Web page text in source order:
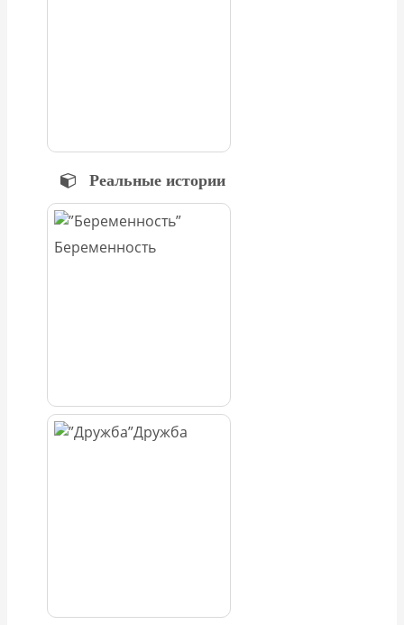
Реальные истории
Беременность
Дружба